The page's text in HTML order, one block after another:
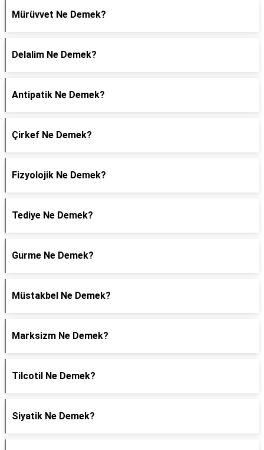
Mürüvvet Ne Demek?
Delalim Ne Demek?
Antipatik Ne Demek?
Çirkef Ne Demek?
Fizyolojik Ne Demek?
Tediye Ne Demek?
Gurme Ne Demek?
Müstakbel Ne Demek?
Marksizm Ne Demek?
Tilcotil Ne Demek?
Siyatik Ne Demek?